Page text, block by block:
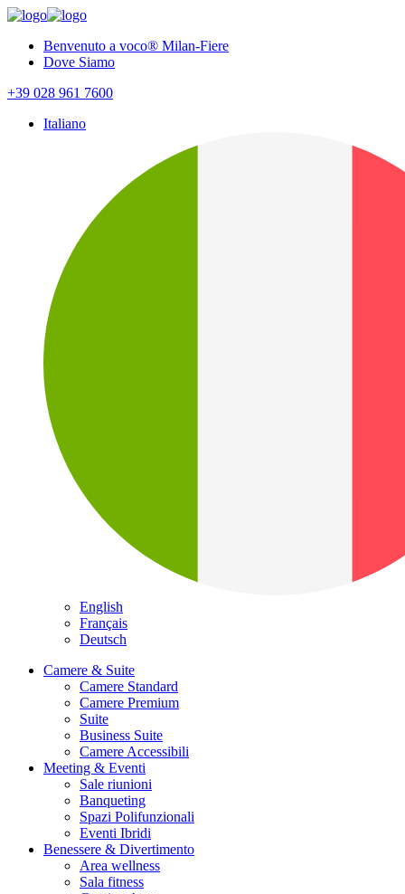
Benvenuto a voco® Milan-Fiere
Dove Siamo
+39 028 961 7600
Italiano
English
Français
Deutsch
Camere & Suite
Camere Standard
Camere Premium
Suite
Business Suite
Camere Accessibili
Meeting & Eventi
Sale riunioni
Banqueting
Spazi Polifunzionali
Eventi Ibridi
Benessere & Divertimento
Area wellness
Sala fitness